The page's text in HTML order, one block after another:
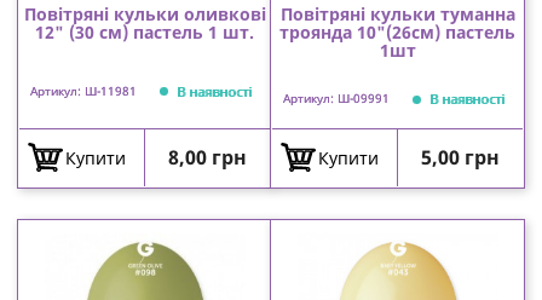
Повітряні кульки оливкові
12" (30 см) пастель 1 шт.
Артикул: Ш-11981 В наявності
Купити Ціна
8,00 грн
Повітряні кульки туманна
троянда 10"(26см) пастель
1шт
Артикул: Ш-09991 В наявності
Купити Ціна
5,00 грн